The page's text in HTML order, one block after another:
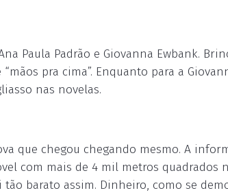
Paula Padrão e Giovanna Ewbank.
pra cima”. Enquanto para a
nas novelas.
que chegou chegando mesmo. A
com mais de 4 mil metros quadrados
barato assim. Dinheiro, como se